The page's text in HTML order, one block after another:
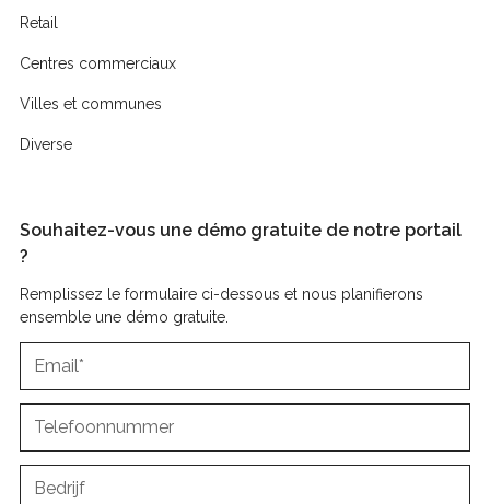
Retail
Centres commerciaux
Villes et communes
Diverse
Souhaitez-vous une démo gratuite de notre portail
?
Remplissez le formulaire ci-dessous et nous planifierons
ensemble une démo gratuite.